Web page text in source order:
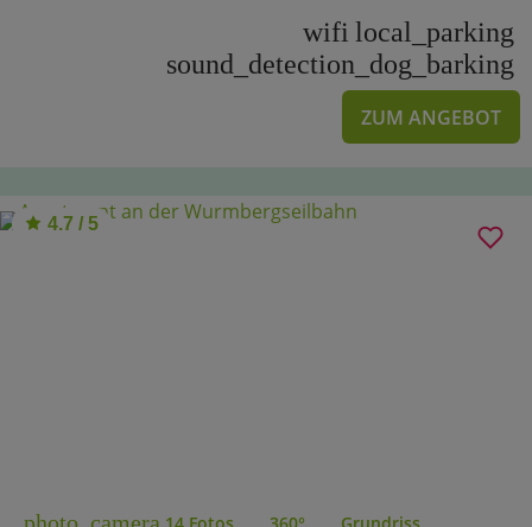
wifi local_parking
sound_detection_dog_barking
ZUM ANGEBOT
4.7 / 5